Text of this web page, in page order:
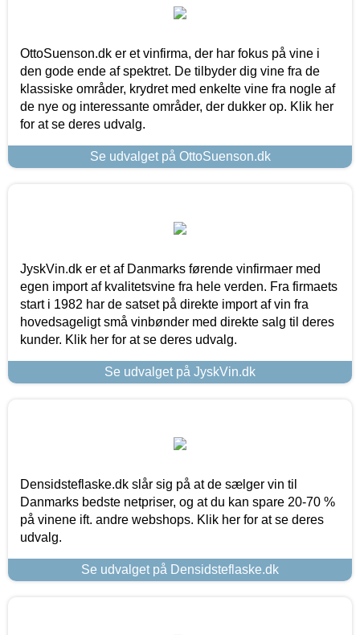
OttoSuenson.dk er et vinfirma, der har fokus på vine i
den gode ende af spektret. De tilbyder dig vine fra de
klassiske områder, krydret med enkelte vine fra nogle af
de nye og interessante områder, der dukker op. Klik her
for at se deres udvalg.
Se udvalget på OttoSuenson.dk
JyskVin.dk er et af Danmarks førende vinfirmaer med
egen import af kvalitetsvine fra hele verden. Fra firmaets
start i 1982 har de satset på direkte import af vin fra
hovedsageligt små vinbønder med direkte salg til deres
kunder. Klik her for at se deres udvalg.
Se udvalget på JyskVin.dk
Densidsteflaske.dk slår sig på at de sælger vin til
Danmarks bedste netpriser, og at du kan spare 20-70 %
på vinene ift. andre webshops. Klik her for at se deres
udvalg.
Se udvalget på Densidsteflaske.dk